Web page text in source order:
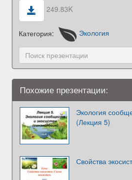
249.83K
Категория: Экология
Похожие презентации:
Экология
(Лекция 5)
Свойства